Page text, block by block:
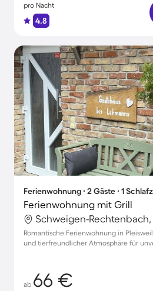
pro Nacht
4.8
Ferienwohnung ∙ 2 Gäste ∙ 1
Ferienwohnung mit Grill
Romantische Ferienwohnung in
und tierfreundlicher Atmosphäre für
ab 66 €